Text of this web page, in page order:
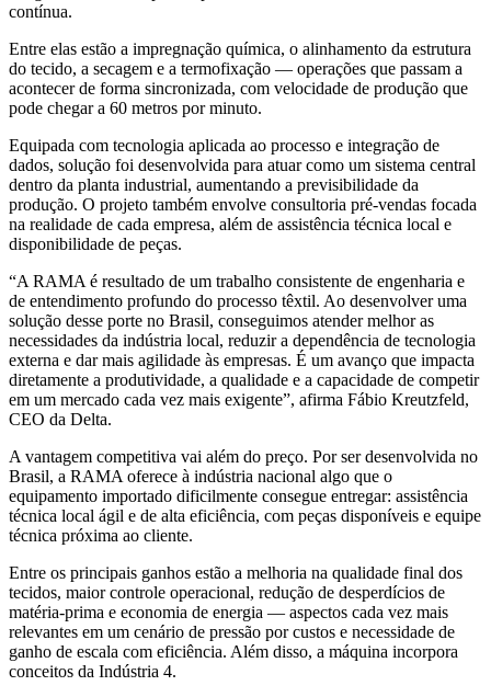
contínua.
Entre elas estão a impregnação química, o alinhamento da estrutura
do tecido, a secagem e a termofixação — operações que passam a
acontecer de forma sincronizada, com velocidade de produção que
pode chegar a 60 metros por minuto.
Equipada com tecnologia aplicada ao processo e integração de
dados, solução foi desenvolvida para atuar como um sistema central
dentro da planta industrial, aumentando a previsibilidade da
produção. O projeto também envolve consultoria pré-vendas focada
na realidade de cada empresa, além de assistência técnica local e
disponibilidade de peças.
“A RAMA é resultado de um trabalho consistente de engenharia e
de entendimento profundo do processo têxtil. Ao desenvolver uma
solução desse porte no Brasil, conseguimos atender melhor as
necessidades da indústria local, reduzir a dependência de tecnologia
externa e dar mais agilidade às empresas. É um avanço que impacta
diretamente a produtividade, a qualidade e a capacidade de competir
em um mercado cada vez mais exigente”, afirma Fábio Kreutzfeld,
CEO da Delta.
A vantagem competitiva vai além do preço. Por ser desenvolvida no
Brasil, a RAMA oferece à indústria nacional algo que o
equipamento importado dificilmente consegue entregar: assistência
técnica local ágil e de alta eficiência, com peças disponíveis e equipe
técnica próxima ao cliente.
Entre os principais ganhos estão a melhoria na qualidade final dos
tecidos, maior controle operacional, redução de desperdícios de
matéria-prima e economia de energia — aspectos cada vez mais
relevantes em um cenário de pressão por custos e necessidade de
ganho de escala com eficiência. Além disso, a máquina incorpora
conceitos da Indústria 4.